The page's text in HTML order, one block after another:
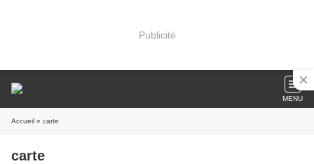
Publicité
MENU
Accueil » carte
carte